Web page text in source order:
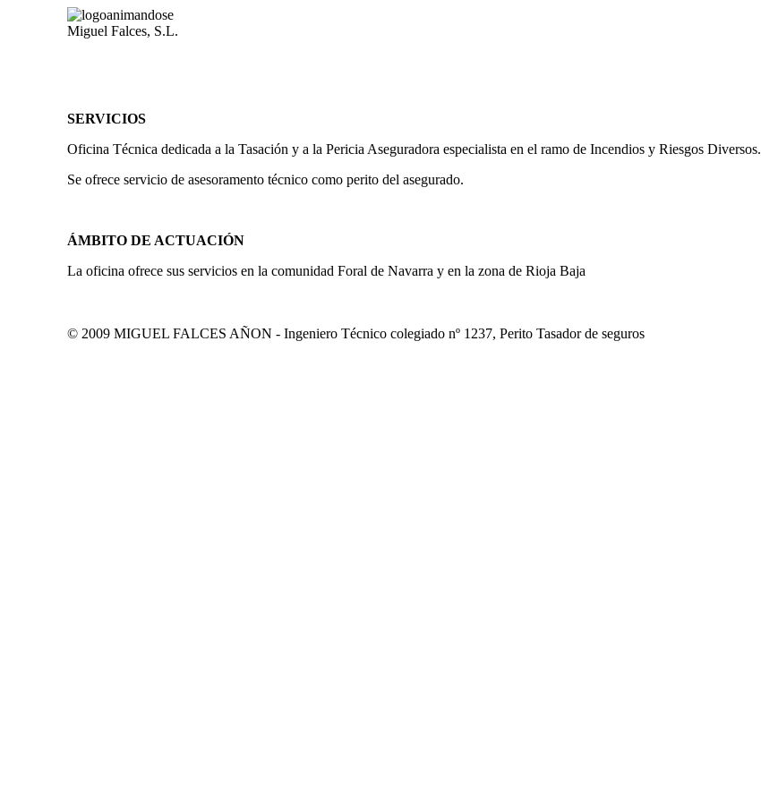
Miguel Falces, S.L.
SERVICIOS
Oficina Técnica dedicada a la Tasación y a la Pericia Aseguradora especialista en el ramo de Incendios y Riesgos Diversos.
Se ofrece servicio de asesoramento técnico como perito del asegurado.
ÁMBITO DE ACTUACIÓN
La oficina ofrece sus servicios en la comunidad Foral de Navarra y en la zona de Rioja Baja
© 2009 MIGUEL FALCES AÑON - Ingeniero Técnico colegiado nº 1237, Perito Tasador de seguros